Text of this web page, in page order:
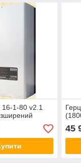
1-80 v2.1
45